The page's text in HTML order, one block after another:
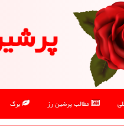
مطالب پرشین رز برگ